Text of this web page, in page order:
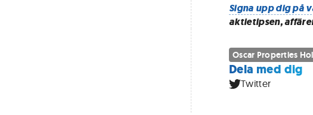
Signa upp dig på
aktietipsen,
Oscar Properties
Dela med dig
Twitter